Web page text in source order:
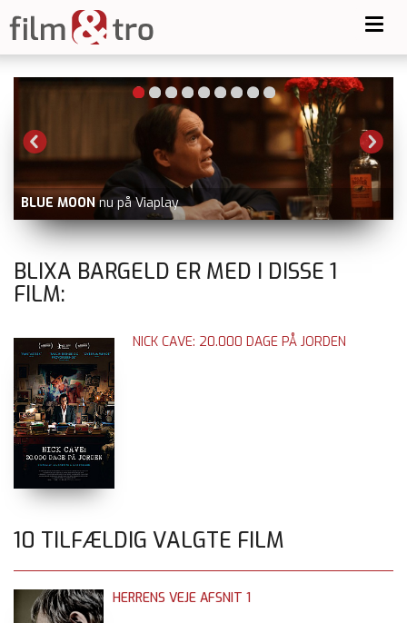
BLUE MOON nu på Viaplay
BLIXA BARGELD ER MED I DISSE 1
FILM:
NICK CAVE: 20.000 DAGE PÅ JORDEN
10 TILFÆLDIG VALGTE FILM
HERRENS VEJE AFSNIT 1